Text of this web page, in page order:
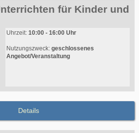
für Kinder und
Uhrzeit: 10:00 - 16:00 Uhr
Nutzungszweck: geschlossenes
Angebot/Veranstaltung
Details